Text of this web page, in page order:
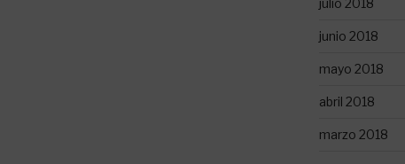
junio 2018
mayo 2018
abril 2018
marzo 2018